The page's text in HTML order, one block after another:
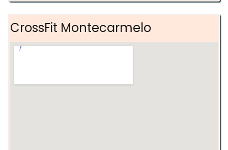
Movilidad Funcional
CrossFit Montecarmelo